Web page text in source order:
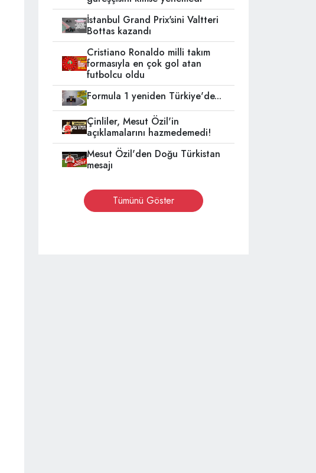
İstanbul Grand Prix'sini Valtteri
Bottas kazandı
Cristiano Ronaldo milli takım
formasıyla en çok gol atan
futbolcu oldu
Formula 1 yeniden Türkiye'de...
Çinliler, Mesut Özil'in
açıklamalarını hazmedemedi!
Mesut Özil'den Doğu Türkistan
mesajı
Tümünü Göster